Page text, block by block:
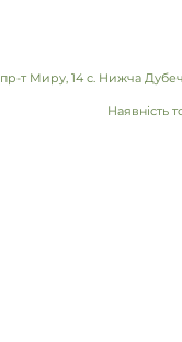
пр-т Миру, 14 с. Нижча
Наявність